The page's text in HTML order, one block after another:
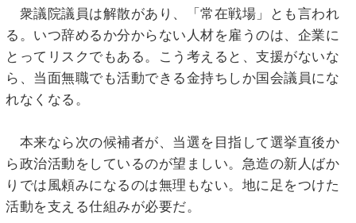
衆議院議員は解散があり、「常在戦場」とも言われ
る。いつ辞めるか分からない人材を雇うのは、企業に
とってリスクでもある。こう考えると、支援がないな
ら、当面無職でも活動できる金持ちしか国会議員にな
れなくなる。
本来なら次の候補者が、当選を目指して選挙直後か
ら政治活動をしているのが望ましい。急造の新人ばか
りでは風頼みになるのは無理もない。地に足をつけた
活動を支える仕組みが必要だ。